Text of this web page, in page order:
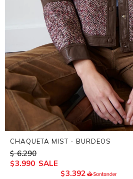
CHAQUETA MIST - BURDEOS
$ 6.290
$3.990
$3.392